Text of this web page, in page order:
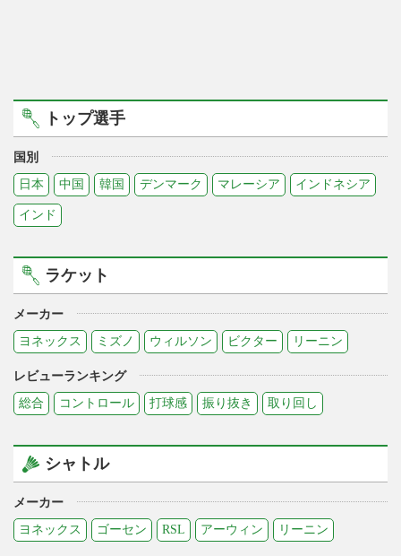
トップ選手
国別
日本
中国 韓国 デンマーク マレーシア インドネシア
インド
ラケット
メーカー
ヨネックス
ミズノ ウィルソン ビクター リーニン
レビューランキング
総合
コントロール 打球感 振り抜き 取り回し
シャトル
メーカー
ヨネックス
ゴーセン RSL アーウィン リーニン